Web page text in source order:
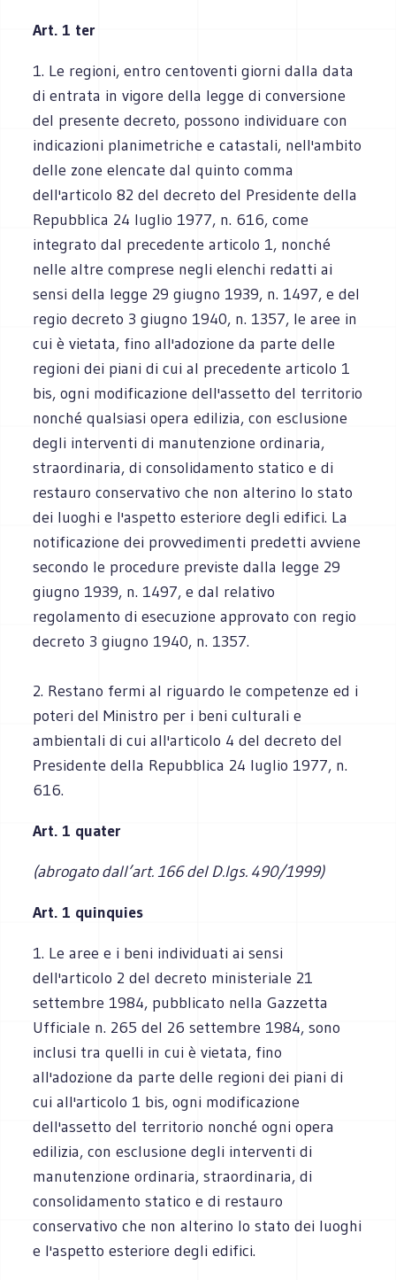
Art. 1 ter
1. Le regioni, entro centoventi giorni dalla data
di entrata in vigore della legge di conversione
del presente decreto, possono individuare con
indicazioni planimetriche e catastali, nell'ambito
delle zone elencate dal quinto comma
dell'articolo 82 del decreto del Presidente della
Repubblica 24 luglio 1977, n. 616, come
integrato dal precedente articolo 1, nonché
nelle altre comprese negli elenchi redatti ai
sensi della legge 29 giugno 1939, n. 1497, e del
regio decreto 3 giugno 1940, n. 1357, le aree in
cui è vietata, fino all'adozione da parte delle
regioni dei piani di cui al precedente articolo 1
bis, ogni modificazione dell'assetto del territorio
nonché qualsiasi opera edilizia, con esclusione
degli interventi di manutenzione ordinaria,
straordinaria, di consolidamento statico e di
restauro conservativo che non alterino lo stato
dei luoghi e l'aspetto esteriore degli edifici. La
notificazione dei provvedimenti predetti avviene
secondo le procedure previste dalla legge 29
giugno 1939, n. 1497, e dal relativo
regolamento di esecuzione approvato con regio
decreto 3 giugno 1940, n. 1357.
2. Restano fermi al riguardo le competenze ed i
poteri del Ministro per i beni culturali e
ambientali di cui all'articolo 4 del decreto del
Presidente della Repubblica 24 luglio 1977, n.
616.
Art. 1 quater
(abrogato dall’art. 166 del D.lgs. 490/1999)
Art. 1 quinquies
1. Le aree e i beni individuati ai sensi
dell'articolo 2 del decreto ministeriale 21
settembre 1984, pubblicato nella Gazzetta
Ufficiale n. 265 del 26 settembre 1984, sono
inclusi tra quelli in cui è vietata, fino
all'adozione da parte delle regioni dei piani di
cui all'articolo 1 bis, ogni modificazione
dell'assetto del territorio nonché ogni opera
edilizia, con esclusione degli interventi di
manutenzione ordinaria, straordinaria, di
consolidamento statico e di restauro
conservativo che non alterino lo stato dei luoghi
e l'aspetto esteriore degli edifici.